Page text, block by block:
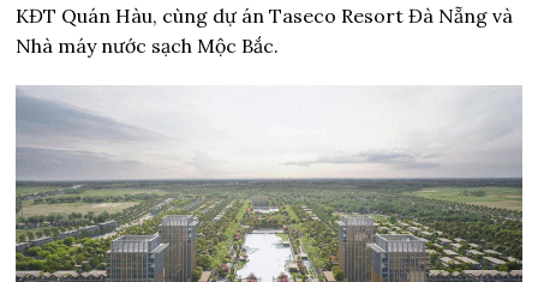
KĐT Quán Hàu, cùng dự án Taseco Resort Đà Nẵng và
Nhà máy nước sạch Mộc Bắc.